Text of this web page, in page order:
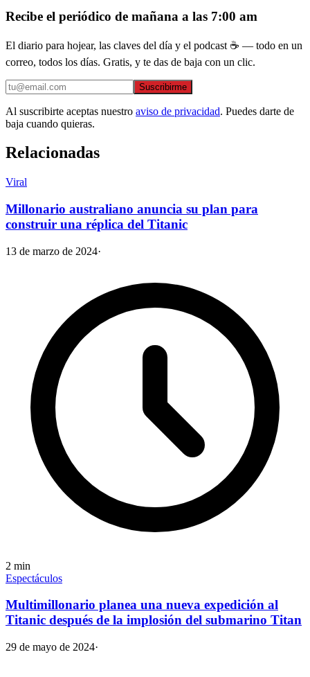
Recibe el periódico de mañana a las 7:00 am
El diario para hojear, las claves del día y el podcast ☕ — todo en un
correo, todos los días. Gratis, y te das de baja con un clic.
Suscribirme
Al suscribirte aceptas nuestro aviso de privacidad. Puedes darte de
baja cuando quieras.
Relacionadas
Viral
Millonario australiano anuncia su plan para
construir una réplica del Titanic
13 de marzo de 2024·
2 min
Espectáculos
Multimillonario planea una nueva expedición al
Titanic después de la implosión del submarino Titan
29 de mayo de 2024·